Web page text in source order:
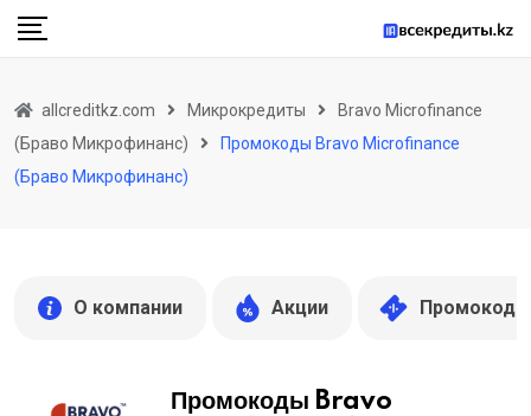
Skip
allcreditkz.com Микрокредиты
Bravo Microfinance
(Браво Микрофинанс)
Промокоды Bravo Microfinance
(Браво Микрофинанс)
О компании Акции Промокоды
Промокоды Bravo